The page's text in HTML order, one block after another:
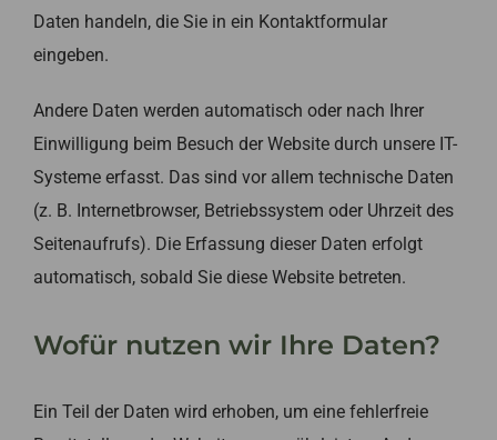
Daten handeln, die Sie in ein Kontaktformular
eingeben.
Andere Daten werden automatisch oder nach Ihrer
Einwilligung beim Besuch der Website durch unsere IT-
Systeme erfasst. Das sind vor allem technische Daten
(z. B. Internetbrowser, Betriebssystem oder Uhrzeit des
Seitenaufrufs). Die Erfassung dieser Daten erfolgt
automatisch, sobald Sie diese Website betreten.
Wofür nutzen wir Ihre Daten?
Ein Teil der Daten wird erhoben, um eine fehlerfreie